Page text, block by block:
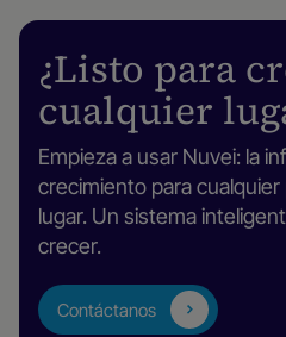
¿Listo para
cualquier
Empieza a usar Nuvei: la
crecimiento para
lugar. Un sistema
crecer.
Contáctanos